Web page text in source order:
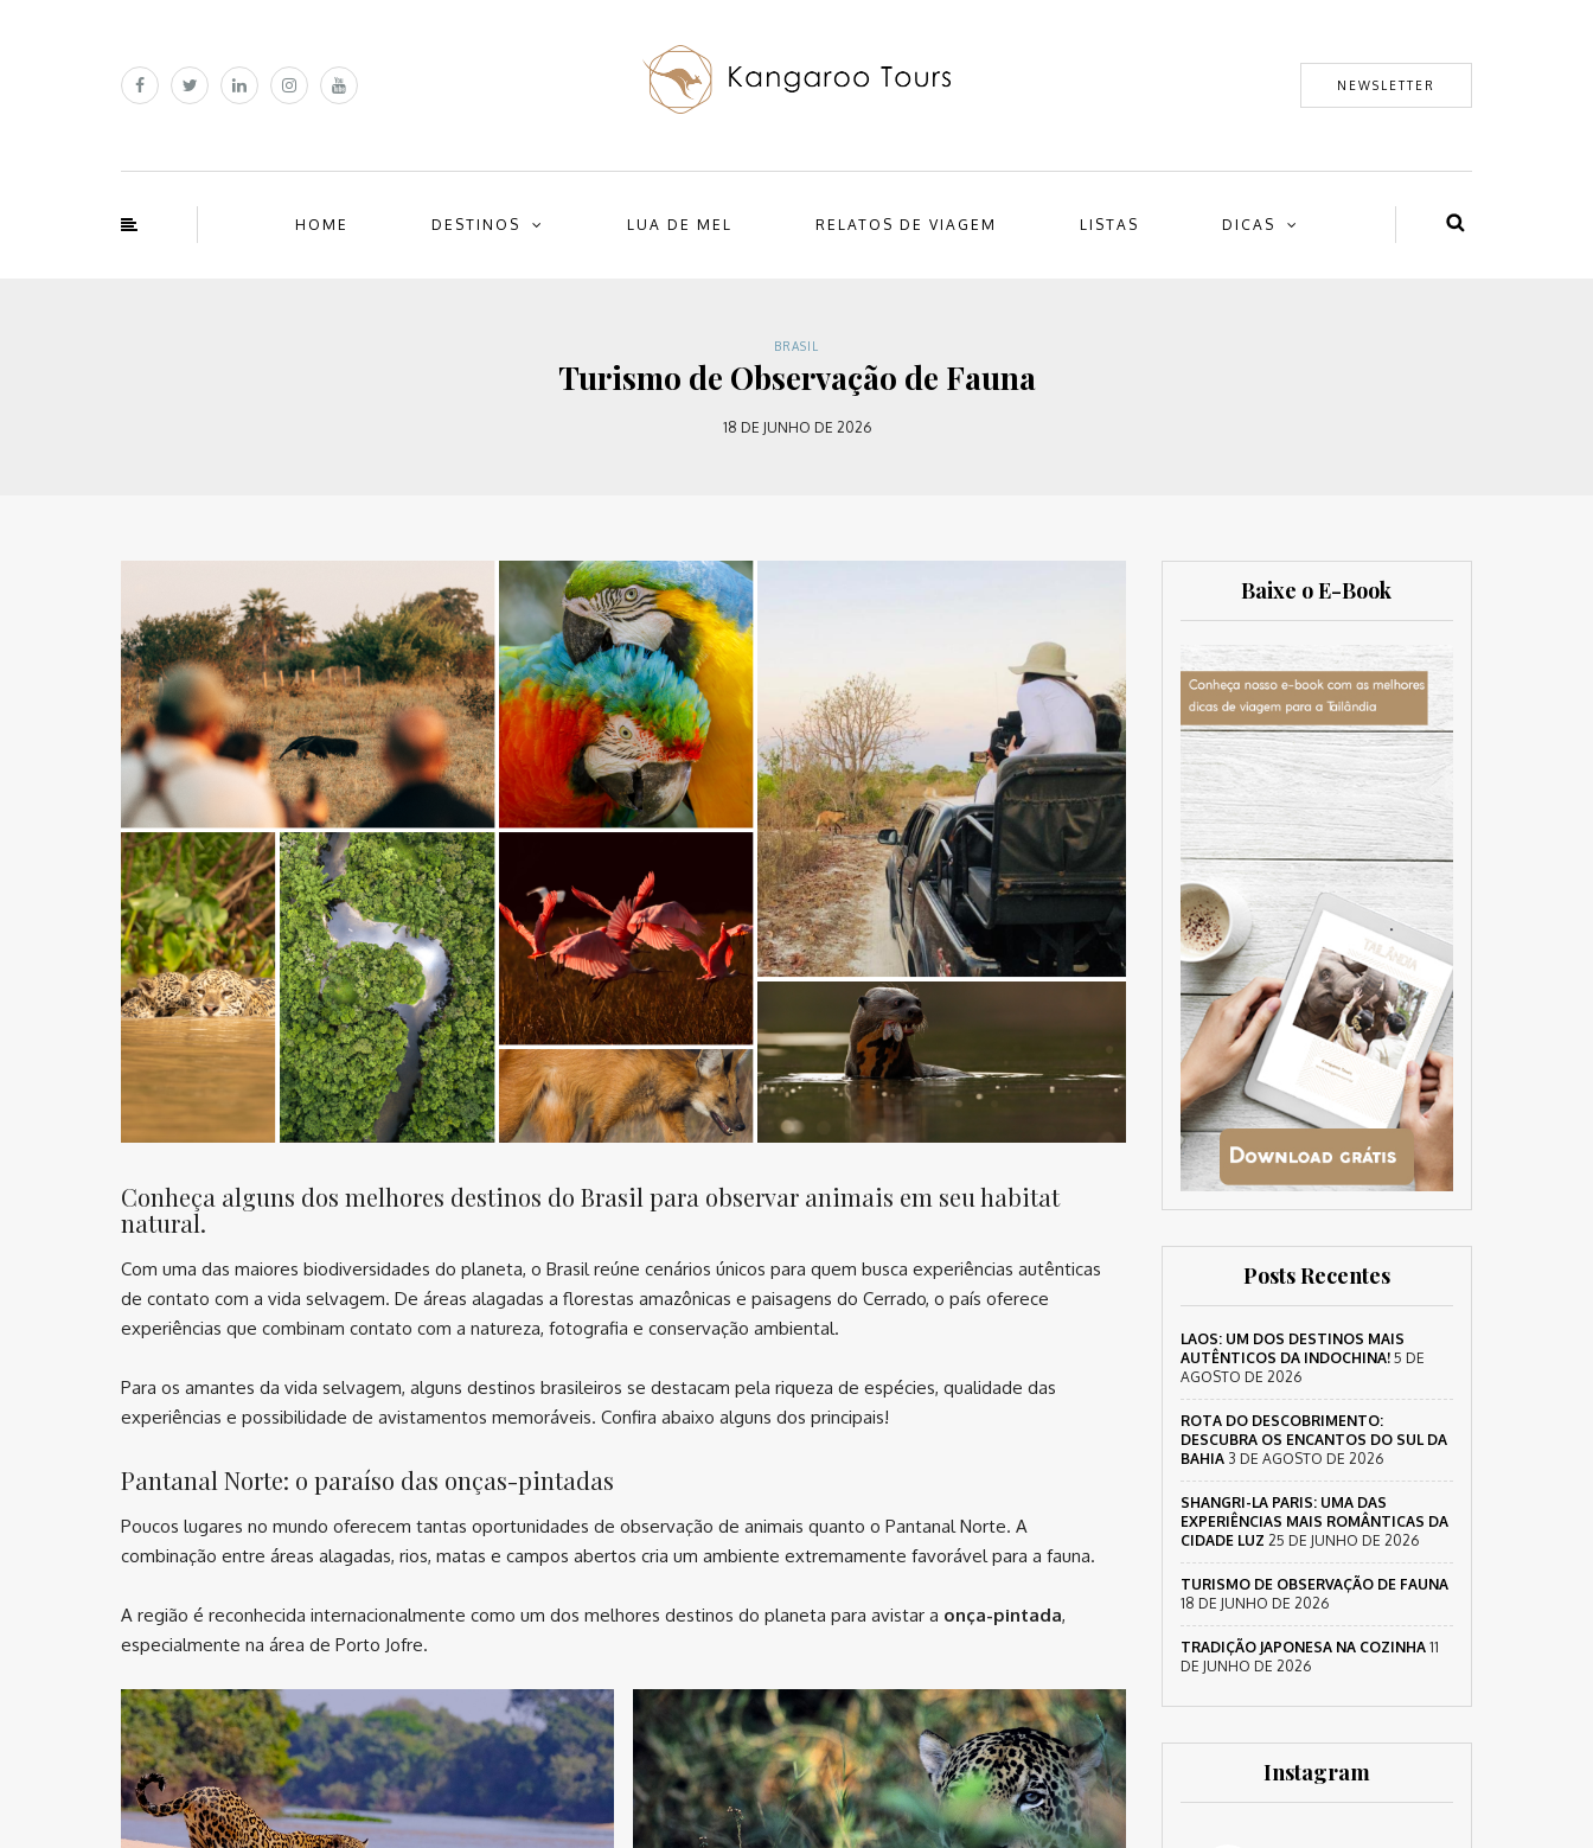
NEWSLETTER
HOME DESTINOS LUA DE MEL RELATOS DE VIAGEM LISTAS DICAS
BRASIL
Turismo de Observação de Fauna
18 DE JUNHO DE 2026
Conheça alguns dos melhores destinos do Brasil para observar animais em seu habitat
natural.
Com uma das maiores biodiversidades do planeta, o Brasil reúne cenários únicos para quem busca experiências autênticas
de contato com a vida selvagem. De áreas alagadas a florestas amazônicas e paisagens do Cerrado, o país oferece
experiências que combinam contato com a natureza, fotografia e conservação ambiental.
Para os amantes da vida selvagem, alguns destinos brasileiros se destacam pela riqueza de espécies, qualidade das
experiências e possibilidade de avistamentos memoráveis. Confira abaixo alguns dos principais!
Pantanal Norte: o paraíso das onças-pintadas
Poucos lugares no mundo oferecem tantas oportunidades de observação de animais quanto o Pantanal Norte. A
combinação entre áreas alagadas, rios, matas e campos abertos cria um ambiente extremamente favorável para a fauna.
A região é reconhecida internacionalmente como um dos melhores destinos do planeta para avistar a onça-pintada,
especialmente na área de Porto Jofre.
Baixe o E-Book
Posts Recentes
LAOS: UM DOS DESTINOS MAIS
AUTÊNTICOS DA INDOCHINA! 5 DE
AGOSTO DE 2026
ROTA DO DESCOBRIMENTO:
DESCUBRA OS ENCANTOS DO SUL DA
BAHIA 3 DE AGOSTO DE 2026
SHANGRI-LA PARIS: UMA DAS
EXPERIÊNCIAS MAIS ROMÂNTICAS DA
CIDADE LUZ 25 DE JUNHO DE 2026
TURISMO DE OBSERVAÇÃO DE FAUNA
18 DE JUNHO DE 2026
TRADIÇÃO JAPONESA NA COZINHA 11
DE JUNHO DE 2026
Instagram